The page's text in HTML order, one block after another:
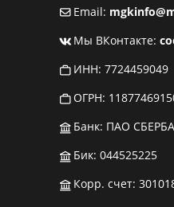
Email:
Мы ВКонтакте:
ИНН: 7724459049
ОГРН:
Банк: ПАО
Бик: 044525225
Корр. счет: